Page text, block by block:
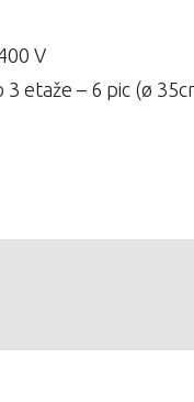
V
etaže – 6 pic (ø